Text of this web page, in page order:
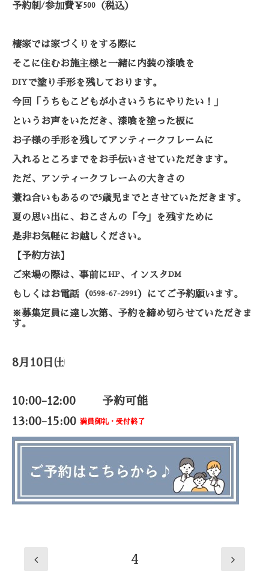
予約制 /参加費￥500 （税込）
棲家では家づくりをする際に
そこに住むお施主様と一緒に内装の漆喰を
DIYで塗り手形を残しております。
今回「うちもこどもが小さいうちにやりたい！」
というお声をいただき、漆喰を塗った板に
お子様の手形を残してアンティークフレームに
入れるところまでをお手伝いさせていただきます。
ただ、アンティークフレームの大きさの
兼ね合いもあるので5歳児までとさせていただきます。
夏の思い出に、おこさんの「今」を残すために
是非お気軽にお越しください。
【予約方法】
ご来場の際は、事前にHP、インスタDM
もしくはお電話（0598-67-2991 ）にてご予約願います。
※募集定員に達し次第、予約を締め切らせていただきま
す。
8月10日㈯
10:00-12:00 予約可能
13:00-15:00 満員御礼・受付終了
4